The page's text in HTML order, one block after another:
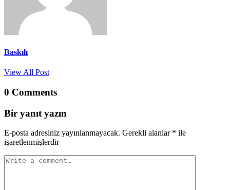
Baskılı
View All Post
0 Comments
Bir yanıt yazın
E-posta adresiniz yayınlanmayacak. Gerekli alanlar * ile
işaretlenmişlerdir